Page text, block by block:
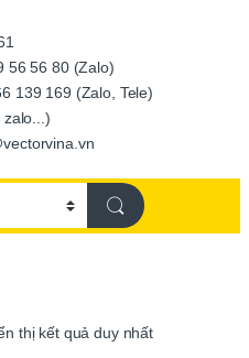
56 56 80 (Zalo)
139 169 (Zalo, Tele)
zalo...)
thị kết quả duy nhất